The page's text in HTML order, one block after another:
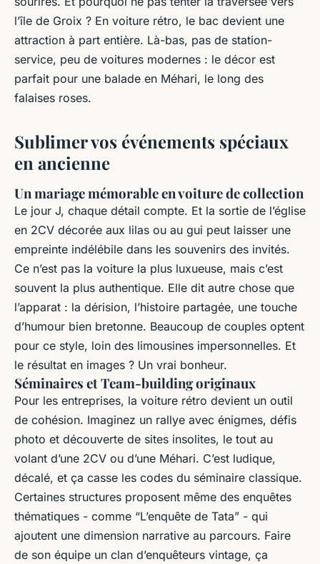
l’île de Groix ? En voiture rétro, le bac devient une
attraction à part entière. Là-bas, pas de station-
service, peu de voitures modernes : le décor est
parfait pour une balade en Méhari, le long des
falaises roses.
Sublimer vos événements spéciaux
en ancienne
Un mariage mémorable en voiture de collection
Le jour J, chaque détail compte. Et la sortie de l’église
en 2CV décorée aux lilas ou au gui peut laisser une
empreinte indélébile dans les souvenirs des invités.
Ce n’est pas la voiture la plus luxueuse, mais c’est
souvent la plus authentique. Elle dit autre chose que
l’apparat : la dérision, l’histoire partagée, une touche
d’humour bien bretonne. Beaucoup de couples optent
pour ce style, loin des limousines impersonnelles. Et
le résultat en images ? Un vrai bonheur.
Séminaires et Team-building originaux
Pour les entreprises, la voiture rétro devient un outil
de cohésion. Imaginez un rallye avec énigmes, défis
photo et découverte de sites insolites, le tout au
volant d’une 2CV ou d’une Méhari. C’est ludique,
décalé, et ça casse les codes du séminaire classique.
Certaines structures proposent même des enquêtes
thématiques - comme “L’enquête de Tata” - qui
ajoutent une dimension narrative au parcours. Faire
de son équipe un clan d’enquêteurs vintage, ça